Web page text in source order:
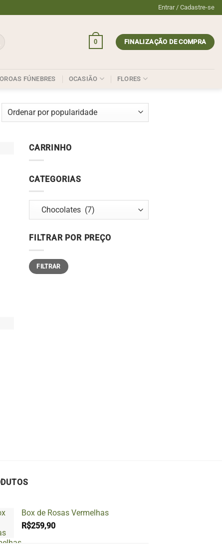
Entrar / Cadastre-se
0 FINALIZAÇÃO DE COMPRA
FÚNEBRES OCASIÃO FLORES
CARRINHO
CATEGORIAS
FILTRAR POR PREÇO
Preço
mínimo
Preço
máximo
FILTRAR
Box de Rosas Vermelhas
R$259,90